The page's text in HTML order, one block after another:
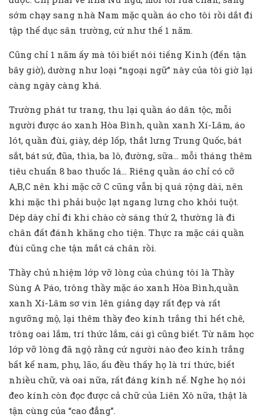
sớm chạy sang nhà Nam mặc quần áo cho tôi rồi dắt đi
tập thể dục sân trường, cứ như thế 1 năm.
Cũng chỉ 1 năm ấy mà tôi biết nói tiếng Kinh (đến tận
bây giờ), dường như loại “ngoại ngữ” này của tôi giờ lại
càng ngày càng khá.
Trường phát tư trang, thu lại quần áo dân tộc, mỗi
người được áo xanh Hòa Bình, quần xanh Xí-Lâm, áo
lót, quần đùi, giày, dép lốp, thắt lưng Trung Quốc, bát
sắt, bát sứ, đũa, thìa, ba lô, đường, sữa… mỗi tháng thêm
tiêu chuẩn 8 bao thuốc lá… Riêng quần áo chỉ có cỡ
A,B,C nên khi mặc cỡ C cũng vẫn bị quá rộng dài, nên
khi mặc thì phải buộc lạt ngang lưng cho khỏi tuột.
Dép dày chỉ đi khi chào cờ sáng thứ 2, thường là đi
chân đất đánh khăng cho tiện. Thực ra mặc cái quần
đùi cũng che tận mắt cá chân rồi.
Thầy chủ nhiệm lớp vỡ lòng của chúng tôi là Thầy
Sùng A Páo, trông thầy mặc áo xanh Hòa Bình,quần
xanh Xí-Lâm sơ vin lên giảng dạy rất đẹp và rất
ngưỡng mộ, lại thêm thầy đeo kính trắng thì hết chê,
trông oai lắm, trí thức lắm, cái gì cũng biết. Từ năm học
lớp vỡ lòng đã ngộ rằng cứ người nào đeo kính trắng
bất kể nam, phụ, lão, ấu đều thấy họ là trí thức, biết
nhiều chữ, và oai nữa, rất đáng kính nể. Nghe họ nói
đeo kính còn đọc được cả chữ của Liên Xô nữa, thật là
tận cùng của “cao đẳng”.